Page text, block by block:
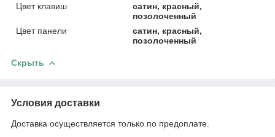
Цвет клавиш
сатин, красный,
позолоченный
Цвет панели
сатин, красный,
позолоченный
Скрыть
Условия доставки
Доставка осуществляется только по предоплате.